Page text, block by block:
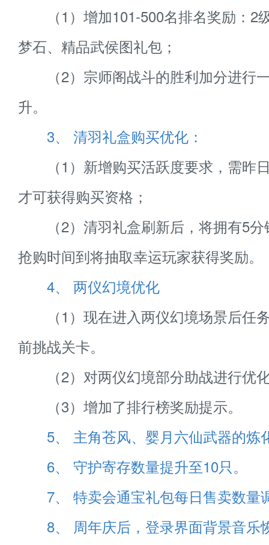
（1）增加101-500名排名奖励：2
梦石、精品武侯图礼包；
（2）宗师阁战斗的胜利加分进行
升。
3、 清羽礼盒购买优化：
（1）新增购买活跃度要求，需昨
才可获得购买资格；
（2）清羽礼盒刷新后，将拥有5分
抢购时间到将抽取幸运玩家获得奖励。
4、 两仪幻境优化
（1）现在进入两仪幻境场景后任
前挑战关卡。
（2）对两仪幻境部分助战进行优
（3）增加了排行榜奖励提示。
5、 主角苍风、婴月六仙武器的炼
6、 守护寄存数量提升至10只。
7、 特卖会通宝礼包每日售卖数量
8、 周年庆后，登录界面背景音乐